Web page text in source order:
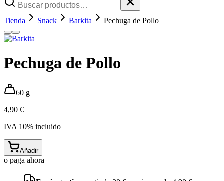
Tienda Snack Barkita Pechuga de Pollo
Pechuga de Pollo
60 g
4,90 €
IVA 10% incluido
Añadir
o paga ahora